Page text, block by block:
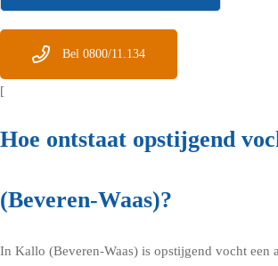
Bel 0800/11.134
[
Hoe ontstaat opstijgend
(Beveren-Waas)?
In Kallo (Beveren-Waas) is opstijgend vocht een